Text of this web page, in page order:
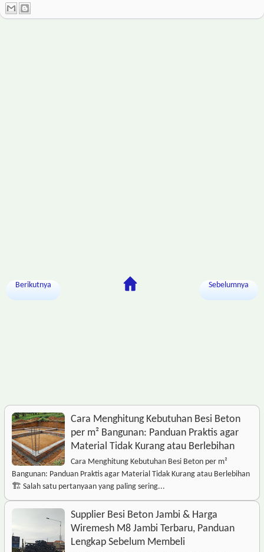
Berikutnya Sebelumnya
Cara Menghitung Kebutuhan Besi Beton
per m² Bangunan: Panduan Praktis agar
Material Tidak Kurang atau Berlebihan
Cara Menghitung Kebutuhan Besi Beton per m²
Bangunan: Panduan Praktis agar Material Tidak Kurang atau Berlebihan
🏗️ Salah satu pertanyaan yang paling sering...
Supplier Besi Beton Jambi & Harga
Wiremesh M8 Jambi Terbaru, Panduan
Lengkap Sebelum Membeli